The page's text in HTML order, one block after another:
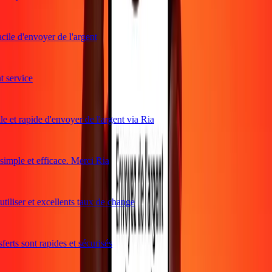
d'envoyer de l'argent
rapide d'envoyer de l'argent via Ria
et efficace. Merci Ria
et excellents taux de change
sont rapides et sécurisés